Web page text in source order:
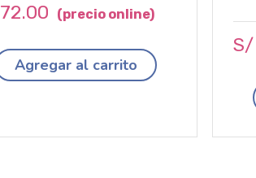
72.00
Agregar al carrito
S/